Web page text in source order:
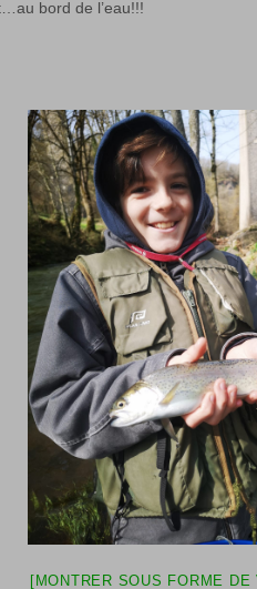
bord de l’eau!!!
[MONTRER SOUS FORME DE